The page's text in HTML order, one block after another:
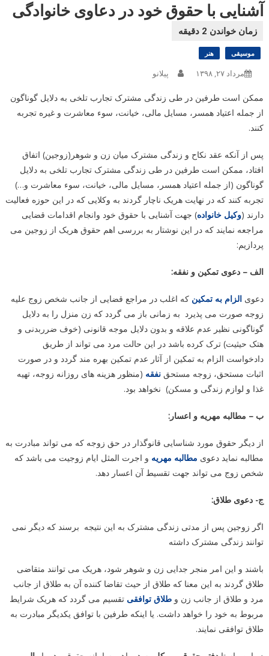
آشنایی با حقوق خود در دعاوی خانوادگی
موسیقی هنر
مرداد ۲۷, ۱۳۹۸ پیلانو
ممکن است طرفین در طی زندگی مشترک تجارب تلخی به دلایل گوناگون
از جمله اعتیاد همسر، مسایل مالی، خیانت، سوء معاشرت و غیره تجربه
کنند.
پس از آنکه عقد نکاح و زندگی مشترک میان زن و شوهر(زوجین) اتفاق
افتاد، ممکن است طرفین در طی زندگی مشترک تجارب تلخی به دلایل
گوناگون (از جمله اعتیاد همسر، مسایل مالی، خیانت، سوء معاشرت و…)
تجربه کنند که در نهایت هریک ناچار گردند به وکلایی که در این حوزه فعالیت
دارند (وکیل خانواده) جهت آشنایی با حقوق خود وانجام اقدامات قضایی
مراجعه نمایند که در این نوشتار به بررسی اهم حقوق هریک از زوجین می
پردازیم:
الف – دعوی تمکین و نفقه:
دعوی الزام به تمکین که اغلب در مراجع قضایی از جانب شخص زوج علیه
زوجه صورت می پذیرد به زمانی باز می گردد که زن منزل را به دلایل
گوناگونی نظیر عدم علاقه و بدون دلایل موجه قانونی (خوف ضرربدنی و
هتک حیثیت) ترک کرده باشد در این حالت مرد می تواند از طریق
دادخواست الزام به تمکین از آثار عدم تمکین بهره مند گردد و در صورت
اثبات مستحق، زوجه مستحق نفقه (منظور هزینه های روزانه زوجه، تهیه
غذا و لوازم زندگی و مسکن) نخواهد بود.
ب – مطالبه مهریه و اعسار:
از دیگر حقوق مورد شناسایی قانوگذار در حق زوجه که می تواند مبادرت به
مطالبه نماید دعوی مطالبه مهریه و اجرت المثل ایام زوجیت می باشد که
شخص زوج می تواند جهت تقسیط آن اعسار دهد.
ج- دعوی طلاق:
اگر زوجین پس از مدتی زندگی مشترک به این نتیجه برسند که دیگر نمی
توانند زندگی مشترک داشته
باشند و این امر منجر جدایی زن و شوهر شود، هریک می توانند متقاضی
طلاق گردند به این معنا که طلاق از حیث تقاضا کننده آن به طلاق از جانب
مرد و طلاق از جانب زن و طلاق توافقی تقسیم می گردد که هریک شرایط
مربوط به خود را خواهد داشت. یا اینکه طرفین با توافق یکدیگر مبادرت به
طلاق توافقی نمایند.